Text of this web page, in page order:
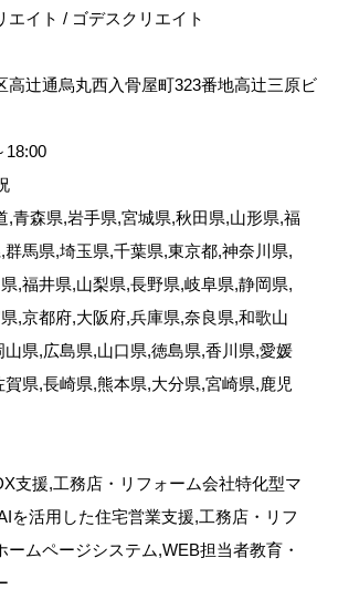
エイト / ゴデスクリエイト
高辻通烏丸西入骨屋町323番地高辻三原ビ
18:00
,青森県,岩手県,宮城県,秋田県,山形県,福
馬県,埼玉県,千葉県,東京都,神奈川県,
,福井県,山梨県,長野県,岐阜県,静岡県,
,京都府,大阪府,兵庫県,奈良県,和歌山
山県,広島県,山口県,徳島県,香川県,愛媛
県,長崎県,熊本県,大分県,宮崎県,鹿児
支援,工務店・リフォーム会社特化型マ
を活用した住宅営業支援,工務店・リフ
ームページシステム,WEB担当者教育・